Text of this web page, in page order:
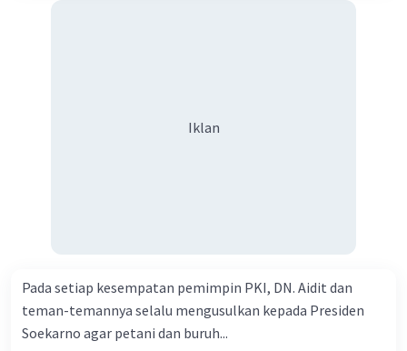
Iklan
Pada setiap kesempatan pemimpin PKI, DN. Aidit dan
teman-temannya selalu mengusulkan kepada Presiden
Soekarno agar petani dan buruh...